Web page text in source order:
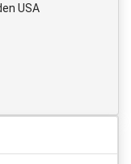
USA